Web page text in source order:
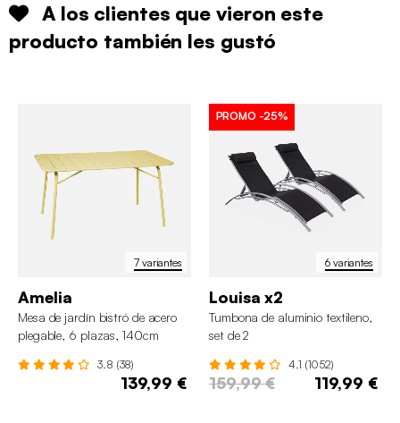
A los clientes que vieron este
producto también les gustó
7 variantes
Amelia
Mesa de jardín bistró de acero
plegable, 6 plazas, 140cm
3.8 (38)
139,99 €
6 variantes
PROMO -25%
Louisa x2
Tumbona de aluminio textileno,
set de 2
4.1 (1052)
159,99 € 119,99 €